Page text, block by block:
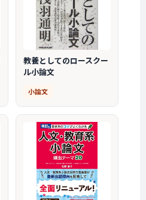
教養としてのロースクー
ル小論文
小論文